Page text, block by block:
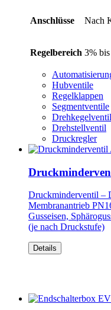
Anschlüsse Nach
Regelbereich 3%
Hubventile
Regelklappen
Segmentventile
Drehkegelventil
Drehstellventil
Druckregler
Druckminderventil –
Membranantrieb
Gusseisen,
(je nach Druckstufe)
Details